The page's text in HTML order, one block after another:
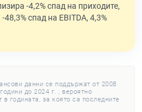
-4,2% спад на приходите,
спад на EBITDA, 4,3%
данни се поддържат от 2008
до 2024 г. , вероятно
годината, за която са последните